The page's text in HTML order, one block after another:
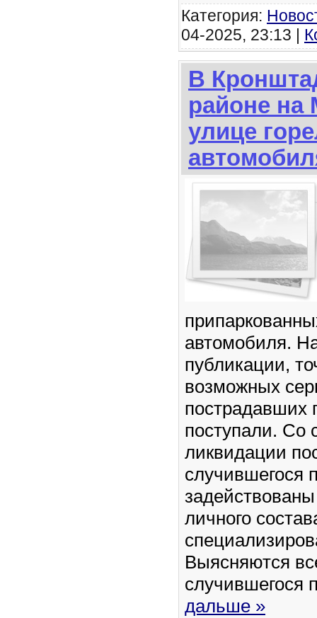
Категория:
04-2025, 23:13 |
В
районе на
улице
автомобиля.
публикации,
возможных
пострадавших
поступали. Со
ликвидации
случившегося
личного
Выясняются
случившегося
дальше »